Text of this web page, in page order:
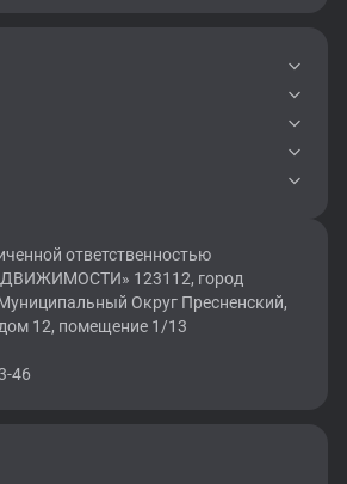
ответственностью
123112, город
Округ Пресненский,
12, помещение 1/13
46